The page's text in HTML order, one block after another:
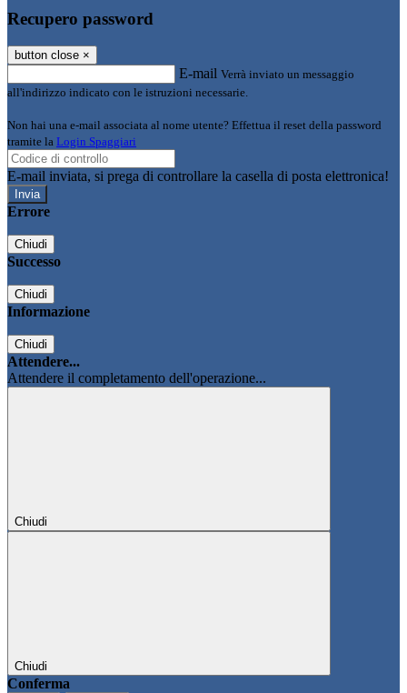
Recupero password
button close ×
E-mail Verrà inviato un messaggio
all'indirizzo indicato con le istruzioni necessarie.
Non hai una e-mail associata al nome utente? Effettua il reset della password
tramite la Login Spaggiari
E-mail inviata, si prega di controllare la casella di posta elettronica!
Errore
Chiudi
Successo
Chiudi
Informazione
Chiudi
Attendere...
Attendere il completamento dell'operazione...
Chiudi
Chiudi
Conferma